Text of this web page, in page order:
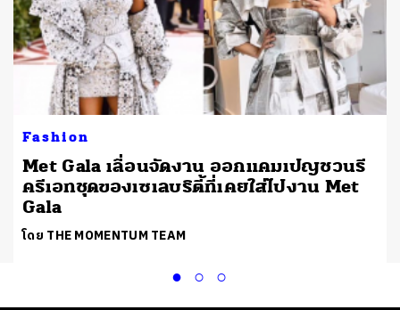
Fashion
Met Gala เลื่อนจัดงาน ออกแคมเปญชวนรี
ครีเอทชุดของเซเลบริตี้ที่เคยใส่ไปงาน Met
Gala
โดย THE MOMENTUM TEAM